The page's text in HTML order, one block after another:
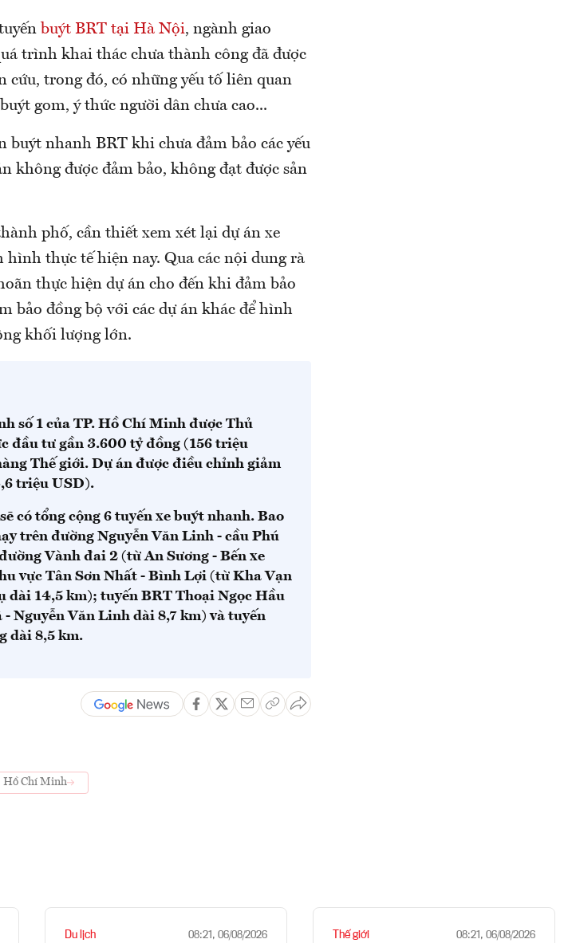
buýt BRT tại Hà Nội, ngành giao
trình khai thác chưa thành công đã được
cứu, trong đó, có những yếu tố liên quan
gom, ý thức người dân chưa cao...
buýt nhanh BRT khi chưa đảm bảo các yếu
không được đảm bảo, không đạt được sản
phố, cần thiết xem xét lại dự án xe
thực tế hiện nay. Qua các nội dung rà
thực hiện dự án cho đến khi đảm bảo
bảo đồng bộ với các dự án khác để hình
khối lượng lớn.
số 1 của TP. Hồ Chí Minh được Thủ
đầu tư gần 3.600 tỷ đồng (156 triệu
Thế giới. Dự án được điều chỉnh giảm
triệu USD).
có tổng cộng 6 tuyến xe buýt nhanh. Bao
trên đường Nguyễn Văn Linh - cầu Phú
Vành đai 2 (từ An Sương - Bến xe
vực Tân Sơn Nhất - Bình Lợi (từ Kha Vạn
dài 14,5 km); tuyến BRT Thoại Ngọc Hầu
Nguyễn Văn Linh dài 8,7 km) và tuyến
dài 8,5 km.
Hồ Chí Minh
Du lịch 08:21, 06/08/2026 Thế giới 08:21, 06/08/2026